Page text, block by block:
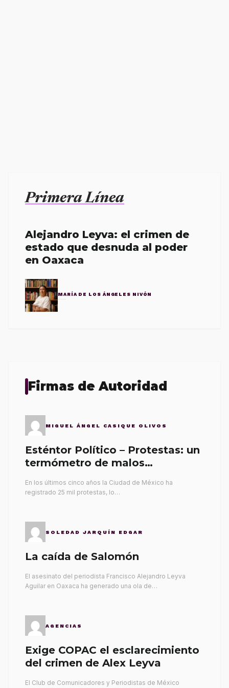
Primera Línea
Alejandro Leyva: el crimen de
estado que desnuda al poder
en Oaxaca
MARÍA DE LOS ÁNGELES NIVÓN
Firmas de Autoridad
MIGUEL ÁNGEL CASIQUE OLIVOS
Esténtor Político – Protestas: un
termómetro de malos
En los últimos cinco años la Ciudad de México ha
registrado 25 mil protestas, lo…
SOLEDAD JARQUÍN EDGAR
La caída de Salomón
El asesinato del periodista Francisco Alejandro Leyva
Aguilar en Oaxaca ha generado una ola de…
AGENCIAS
Exige COPAC el esclarecimiento
del crimen de Alex Leyva
El Club de Comunicadores y Periodistas de México